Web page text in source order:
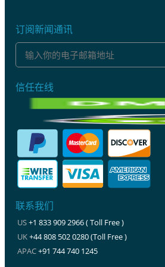
订阅新闻通讯
信任在线
联系我们
US+1 833 909 2966 ( Toll Free )
UK+44 808 502 0280 (Toll Free )
APAC+91 744 740 1245